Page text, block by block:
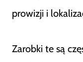
prowizji i
Zarobki te są